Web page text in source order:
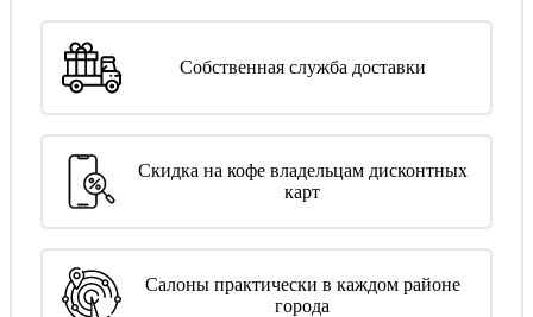
Собственная служба доставки
Скидка на кофе владельцам дисконтных
карт
Салоны практически в каждом районе
города